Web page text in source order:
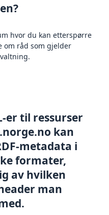
hvor du kan etterspørre
om råd som gjelder
er til ressurser
kan
metadata i
formater,
av hvilken
man